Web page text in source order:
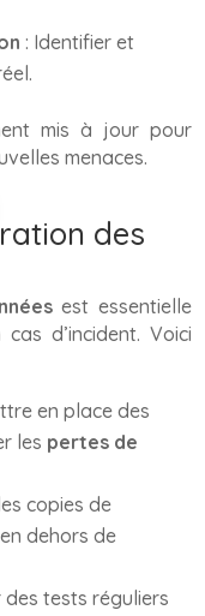
: Identifier et
mis à jour pour
menaces.
des
est essentielle
d’incident. Voici
en place des
les pertes de
copies de
dehors de
des tests réguliers